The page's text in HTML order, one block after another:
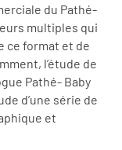
du Pathé-
multiples qui
ce format et de
l’étude de
Pathé- Baby
d’une série de
et